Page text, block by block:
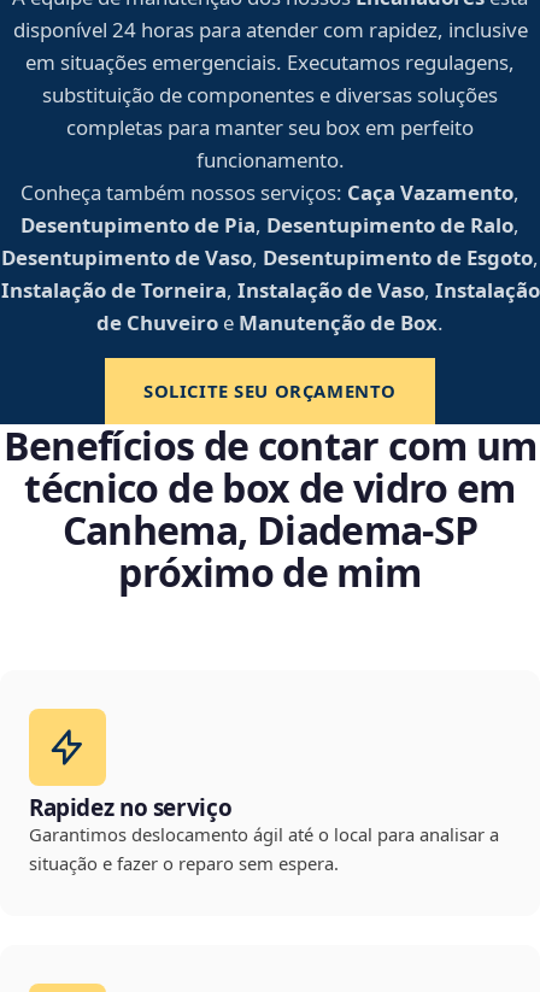
disponível 24 horas para atender com rapidez, inclusive
em situações emergenciais. Executamos regulagens,
substituição de componentes e diversas soluções
completas para manter seu box em perfeito
funcionamento.
Conheça também nossos serviços: Caça Vazamento,
Desentupimento de Pia, Desentupimento de Ralo,
Desentupimento de Vaso, Desentupimento de Esgoto,
Instalação de Torneira, Instalação de Vaso, Instalação
de Chuveiro e Manutenção de Box.
SOLICITE SEU ORÇAMENTO
Benefícios de contar com um
técnico de box de vidro em
Canhema, Diadema‑SP
próximo de mim
Rapidez no serviço
Garantimos deslocamento ágil até o local para analisar a
situação e fazer o reparo sem espera.